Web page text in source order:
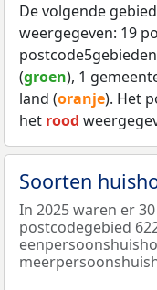
De volgende
weergegeven: 19
(groen), 1
land (oranje). Het
het rood
Soorten
In 2025 waren er
postcodegebied